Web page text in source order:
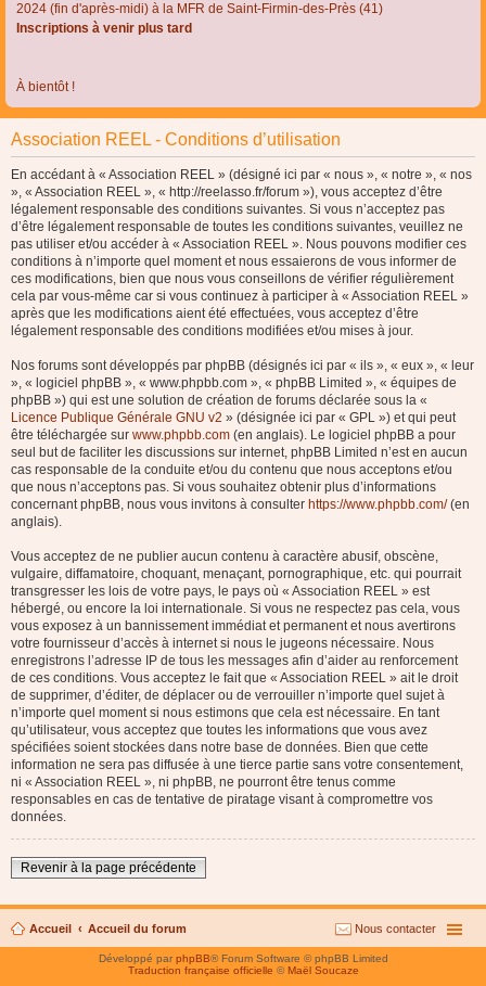
2024 (fin d'après-midi) à la MFR de Saint-Firmin-des-Près (41)
Inscriptions à venir plus tard
À bientôt !
Association REEL - Conditions d’utilisation
En accédant à « Association REEL » (désigné ici par « nous », « notre », « nos
», « Association REEL », « http://reelasso.fr/forum »), vous acceptez d’être
légalement responsable des conditions suivantes. Si vous n’acceptez pas
d’être légalement responsable de toutes les conditions suivantes, veuillez ne
pas utiliser et/ou accéder à « Association REEL ». Nous pouvons modifier ces
conditions à n’importe quel moment et nous essaierons de vous informer de
ces modifications, bien que nous vous conseillons de vérifier régulièrement
cela par vous-même car si vous continuez à participer à « Association REEL »
après que les modifications aient été effectuées, vous acceptez d’être
légalement responsable des conditions modifiées et/ou mises à jour.
Nos forums sont développés par phpBB (désignés ici par « ils », « eux », « leur
», « logiciel phpBB », « www.phpbb.com », « phpBB Limited », « équipes de
phpBB ») qui est une solution de création de forums déclarée sous la «
Licence Publique Générale GNU v2 » (désignée ici par « GPL ») et qui peut
être téléchargée sur www.phpbb.com (en anglais). Le logiciel phpBB a pour
seul but de faciliter les discussions sur internet, phpBB Limited n’est en aucun
cas responsable de la conduite et/ou du contenu que nous acceptons et/ou
que nous n’acceptons pas. Si vous souhaitez obtenir plus d’informations
concernant phpBB, nous vous invitons à consulter https://www.phpbb.com/(en
anglais).
Vous acceptez de ne publier aucun contenu à caractère abusif, obscène,
vulgaire, diffamatoire, choquant, menaçant, pornographique, etc. qui pourrait
transgresser les lois de votre pays, le pays où « Association REEL » est
hébergé, ou encore la loi internationale. Si vous ne respectez pas cela, vous
vous exposez à un bannissement immédiat et permanent et nous avertirons
votre fournisseur d’accès à internet si nous le jugeons nécessaire. Nous
enregistrons l’adresse IP de tous les messages afin d’aider au renforcement
de ces conditions. Vous acceptez le fait que « Association REEL » ait le droit
de supprimer, d’éditer, de déplacer ou de verrouiller n’importe quel sujet à
n’importe quel moment si nous estimons que cela est nécessaire. En tant
qu’utilisateur, vous acceptez que toutes les informations que vous avez
spécifiées soient stockées dans notre base de données. Bien que cette
information ne sera pas diffusée à une tierce partie sans votre consentement,
ni « Association REEL », ni phpBB, ne pourront être tenus comme
responsables en cas de tentative de piratage visant à compromettre vos
données.
Revenir à la page précédente
Accueil Accueil du forum Nous contacter
Développé parphpBB® Forum Software © phpBB Limited
Traduction française officielle © Maël Soucaze